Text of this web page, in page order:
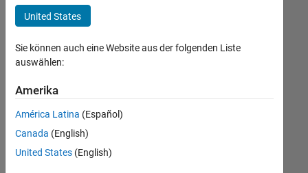
Education Sales
Inside Sales
Marketing Communications
Finance and Operations
Human Resources
+5
Derzeit
es
keine
offenen
Stellen,
United States
Sie können auch eine Website aus der folgenden Liste
auswählen:
Amerika
América Latina (Español)
Canada (English)
United States (English)